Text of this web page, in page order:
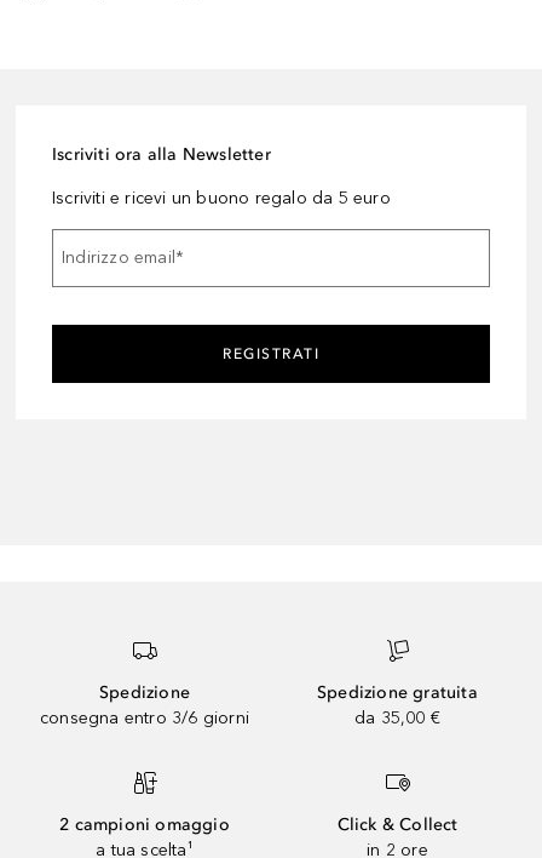
Iscriviti ora alla Newsletter
Iscriviti e ricevi un buono regalo da 5 euro
Indirizzo email*
REGISTRATI
Spedizione
consegna entro 3/6 giorni
Spedizione gratuita
da 35,00 €
2 campioni omaggio
a tua scelta¹
Click & Collect
in 2 ore